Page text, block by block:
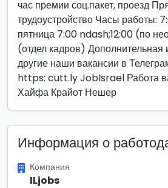
час премии соц.пакет, проезд
трудоустройство Часы работы:
пятница 7:00 ndash;12:00 (по
(отдел кадров)
другие наши вакансии в
https: cutt.ly JobIsrael Работа
Хайфа Крайот Нешер
Информация о
Компания
ILjobs